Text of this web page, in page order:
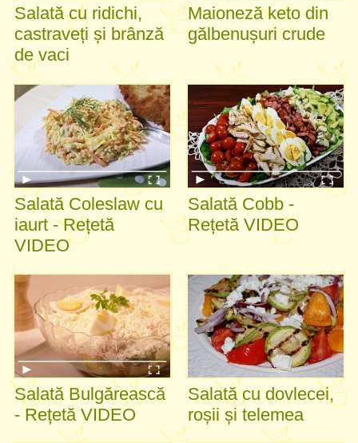
Salată cu ridichi,
castraveți și brânză
de vaci
Maioneză keto din
gălbenușuri crude
Salată Coleslaw cu
iaurt - Rețetă
VIDEO
Salată Cobb -
Rețetă VIDEO
Salată Bulgărească
- Rețetă VIDEO
Salată cu dovlecei,
roșii și telemea